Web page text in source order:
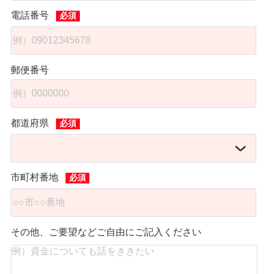
電話番号
郵便番号
都道府県
市町村番地
その他、ご要望などご自由にご記入ください